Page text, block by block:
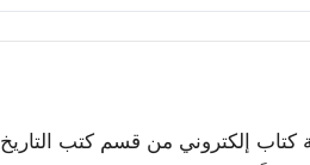
كتاب إلكتروني من قسم كتب التاريخ